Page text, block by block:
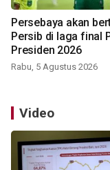
Persebaya akan
Persib di laga final
Presiden 2026
Rabu, 5 Agustus 2026
Video